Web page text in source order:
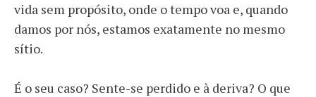
vida sem propósito, onde o tempo voa e, quando
damos por nós, estamos exatamente no mesmo
sítio.
É o seu caso? Sente-se perdido e à deriva? O que